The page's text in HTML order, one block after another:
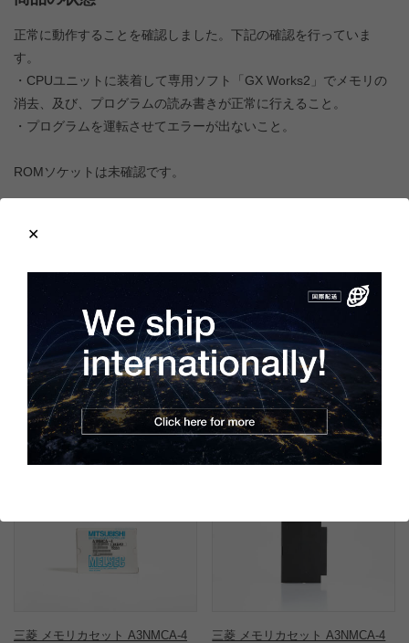
正常に動作することを確認しました。下記の確認を行っていま
す。
・CPUユニットに装着して専用ソフト「GX Works2」でメモリの
消去、及び、プログラムの読み書きが正常に行えること。
・プログラムを運転させてエラーが出ないこと。
ROMソケットは未確認です。
様などのショップでバッテリーを別途ご購入ください。
ところどころに細かい擦りキズがあるのみで状態は非常に良好で
す。
この商品と同一型番の商品
三菱 メモリカセット A3NMCA-4
三菱 メモリカセット A3NMCA-4